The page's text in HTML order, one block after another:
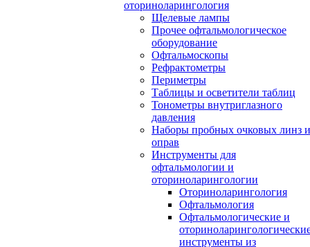
оториноларингология
Щелевые лампы
Прочее офтальмологическое
оборудование
Офтальмоскопы
Рефрактометры
Периметры
Таблицы и осветители таблиц
Тонометры внутриглазного
давления
Наборы пробных очковых линз и
оправ
Инструменты для
офтальмологии и
оториноларингологии
Оториноларингология
Офтальмология
Офтальмологические и
инструменты из